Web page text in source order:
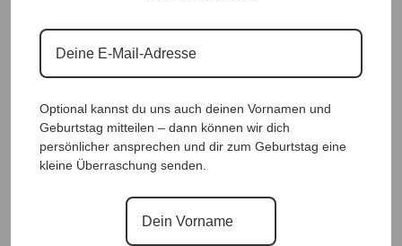
Ausverkauft
Optional kannst du uns auch deinen Vornamen und
Geburtstag mitteilen – dann können wir dich
persönlicher ansprechen und dir zum Geburtstag eine
kleine Überraschung senden.